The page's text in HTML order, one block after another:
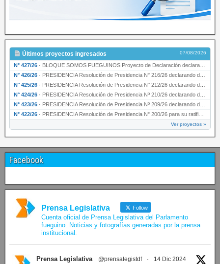
Últimos proyectos ingresados 07/08/2026
N° 427/26 · BLOQUE SOMOS FUEGUINOS Proyecto de Declaración declarando de interés provincial PRESIDENCI…
N° 426/26 · PRESIDENCIA Resolución de Presidencia N° 216/26 declarando de interés provincial la labor …
N° 425/26 · PRESIDENCIA Resolución de Presidencia N° 212/26 declarando de interés provincial el “50° A…
N° 424/26 · PRESIDENCIA Resolución de Presidencia Nº 210/26 declarando de interés provincial el proyec…
N° 423/26 · PRESIDENCIA Resolución de Presidencia Nº 209/26 declarando de interés provincial la presen…
N° 422/26 · PRESIDENCIA Resolución de Presidencia N° 200/26 para su ratificación.
Ver proyectos »
Facebook
Prensa Legislativa Follow
Cuenta oficial de Prensa Legislativa del Parlamento
fueguino. Noticias y fotografías generadas por la prensa
institucional.
Prensa Legislativa @prensalegistdf · 14 Dic 2024